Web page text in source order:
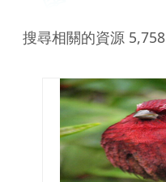
搜尋相關的資源 5,758